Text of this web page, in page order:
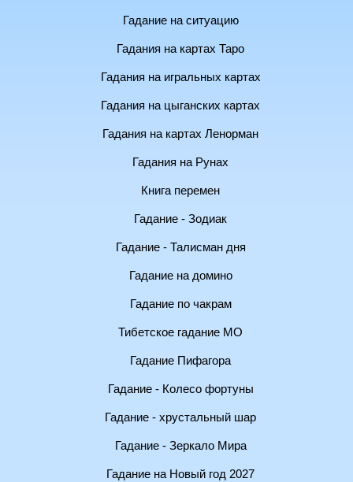
Гадание на ситуацию
Гадания на картах Таро
Гадания на игральных картах
Гадания на цыганских картах
Гадания на картах Ленорман
Гадания на Рунах
Книга перемен
Гадание - Зодиак
Гадание - Талисман дня
Гадание на домино
Гадание по чакрам
Тибетское гадание МО
Гадание Пифагора
Гадание - Колесо фортуны
Гадание - хрустальный шар
Гадание - Зеркало Мира
Гадание на Новый год 2027